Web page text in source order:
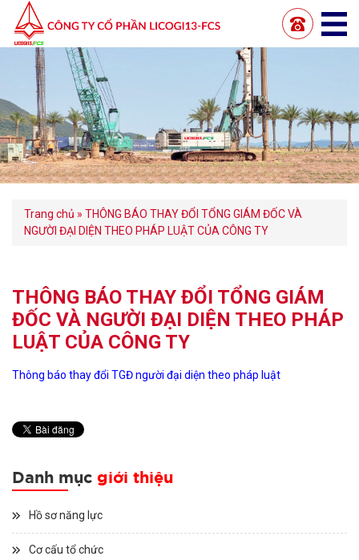
Trang chủ » THÔNG BÁO THAY ĐỔI TỔNG GIÁM ĐỐC VÀ
NGƯỜI ĐẠI DIỆN THEO PHÁP LUẬT CỦA CÔNG TY
THÔNG BÁO THAY ĐỔI TỔNG GIÁM
ĐỐC VÀ NGƯỜI ĐẠI DIỆN THEO PHÁP
LUẬT CỦA CÔNG TY
Thông báo thay đổi TGĐ người đại diện theo pháp luật
Danh mục giới thiệu
Hồ sơ năng lực
Cơ cấu tổ chức